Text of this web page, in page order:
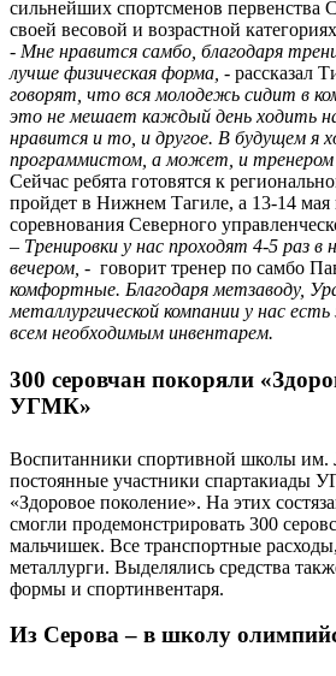
сильнейших спортсменов первенства
своей весовой и возрастной
- Мне нравится самбо, благодаря
лучше физическая форма, - рассказал
говорят, что вся молодежь сидит в
это не мешает каждый день ходить
нравится и то, и другое. В будущем я
программистом, а может, и тренером
Сейчас ребята готовятся к
пройдет в Нижнем Тагиле, а 13-14 мая
соревнования Северного
– Тренировки у нас проходят 4-5 раз
вечером, - говорит тренер по самбо
комфортные. Благодаря метзаводу,
металлургической компании у нас
всем необходимым инвентарем.
300 серовчан покоряли
УГМК»
Воспитанники спортивной школы
постоянные участ­ники спартакиады
«Здоровое поколение». На этих
смогли продемонстрировать 300
мальчишек. Все транспортные
металлурги. Выделялись средства
формы и спортинвентаря.
Из Серова – в школу